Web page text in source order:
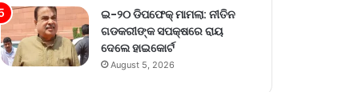
ଇ-୨୦ ଡିପଫେକ୍ ମାମଲା: ନୀତିନ
ଗଡକରୀଙ୍କ ସପକ୍ଷରେ ରାୟ
ଦେଲେ ହାଇକୋର୍ଟ
August 5, 2026